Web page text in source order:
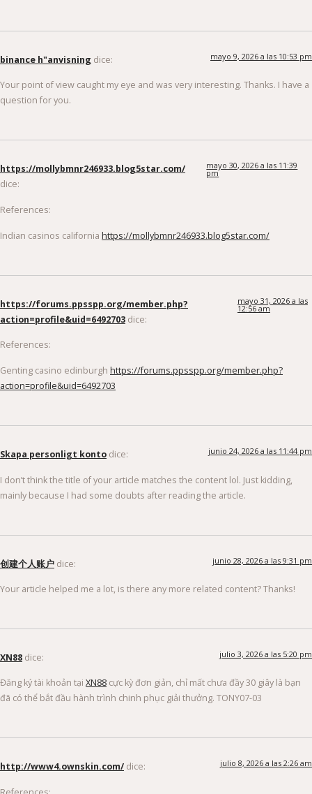
binance h"anvisning dice: mayo 9, 2026 a las 10:53 pm
Your point of view caught my eye and was very interesting. Thanks. I have a
question for you.
https://mollybmnr246933.blog5star.com/
dice:
mayo 30, 2026 a las 11:39
pm
References:
Indian casinos california https://mollybmnr246933.blog5star.com/
https://forums.ppsspp.org/member.php?
action=profile&uid=6492703 dice:
mayo 31, 2026 a las
12:56 am
References:
Genting casino edinburgh https://forums.ppsspp.org/member.php?
action=profile&uid=6492703
Skapa personligt konto dice: junio 24, 2026 a las 11:44 pm
I don’t think the title of your article matches the content lol. Just kidding,
mainly because I had some doubts after reading the article.
创建个人账户 dice: junio 28, 2026 a las 9:31 pm
Your article helped me a lot, is there any more related content? Thanks!
XN88 dice: julio 3, 2026 a las 5:20 pm
Đăng ký tài khoản tại XN88 cực kỳ đơn giản, chỉ mất chưa đầy 30 giây là bạn
đã có thể bắt đầu hành trình chinh phục giải thưởng. TONY07-03
http://www4.ownskin.com/ dice: julio 8, 2026 a las 2:26 am